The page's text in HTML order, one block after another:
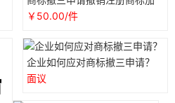
急代理全国个人企业公司撤三
￥50.00/件
企业如何应对商标撤三申请？
面议